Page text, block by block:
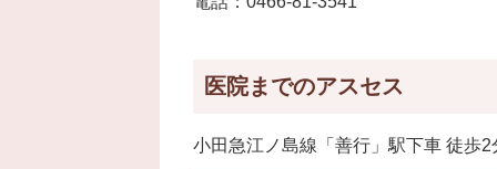
医院までのアスセス
小田急江ノ島線「善行」駅下車 徒歩2